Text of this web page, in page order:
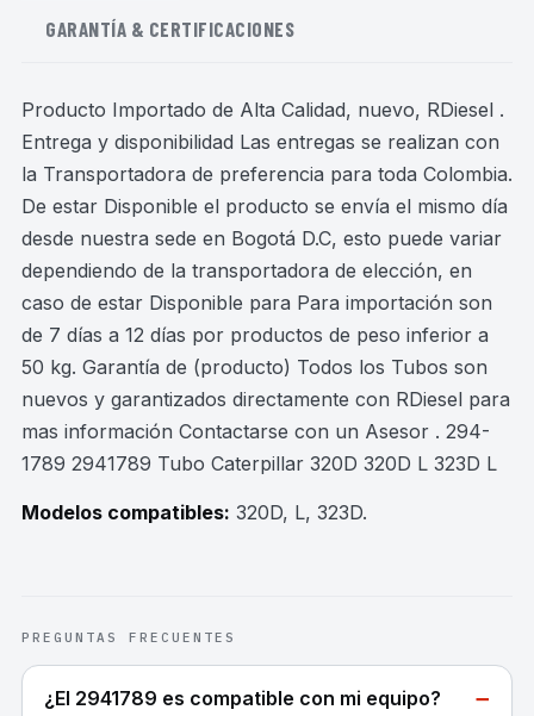
GARANTÍA & CERTIFICACIONES
Producto Importado de Alta Calidad, nuevo, RDiesel .
Entrega y disponibilidad Las entregas se realizan con
la Transportadora de preferencia para toda Colombia.
De estar Disponible el producto se envía el mismo día
desde nuestra sede en Bogotá D.C, esto puede variar
dependiendo de la transportadora de elección, en
caso de estar Disponible para Para importación son
de 7 días a 12 días por productos de peso inferior a
50 kg. Garantía de (producto) Todos los Tubos son
nuevos y garantizados directamente con RDiesel para
mas información Contactarse con un Asesor . 294-
1789 2941789 Tubo Caterpillar 320D 320D L 323D L
Modelos compatibles: 320D, L, 323D.
PREGUNTAS FRECUENTES
¿El 2941789 es compatible con mi equipo? −